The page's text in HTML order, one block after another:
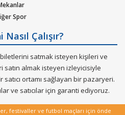
Spor
Çalışır?
satmak isteyen kişileri ve
satın almak isteyen izleyicisiyle
ortamı sağlayan bir pazaryeri.
ve satıcılar için garanti ediyoruz.
festivaller ve futbol maçları için önde